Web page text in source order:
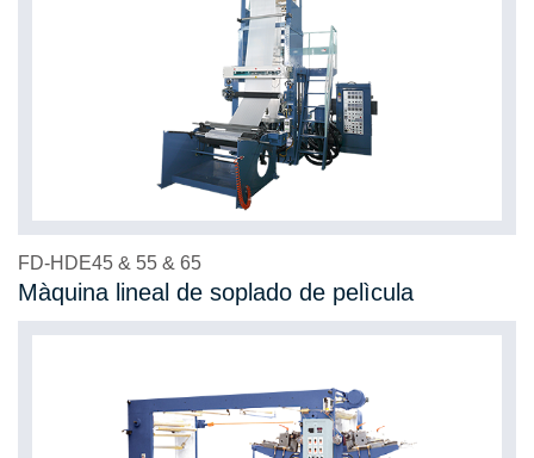
FD-HDE45 & 55 & 65
Màquina lineal de soplado de pelìcula